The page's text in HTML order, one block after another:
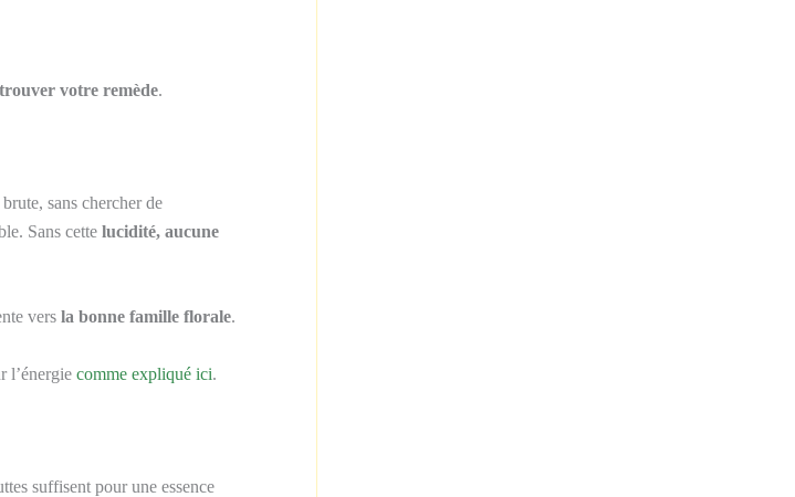
votre remède.
sans chercher de
Sans cette lucidité, aucune
vers la bonne famille florale.
l’énergie comme expliqué ici.
suffisent pour une essence